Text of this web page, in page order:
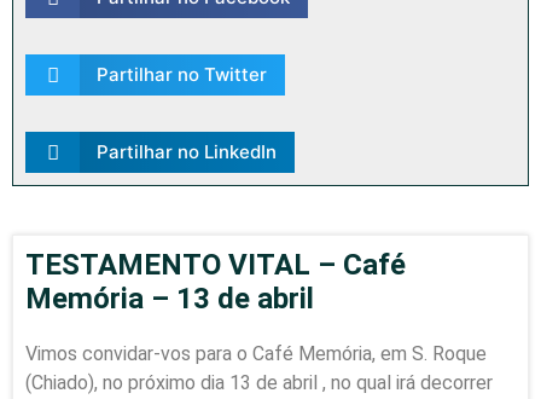
Partilhar no Twitter
Partilhar no LinkedIn
TESTAMENTO VITAL – Café
Memória – 13 de abril
Vimos convidar-vos para o Café Memória, em S. Roque
(Chiado), no próximo dia 13 de abril , no qual irá decorrer